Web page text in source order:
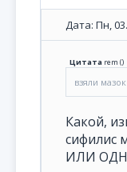
Дата: Пн,
Цитата rem ()
взяли
Какой,
сифилис
ИЛИ